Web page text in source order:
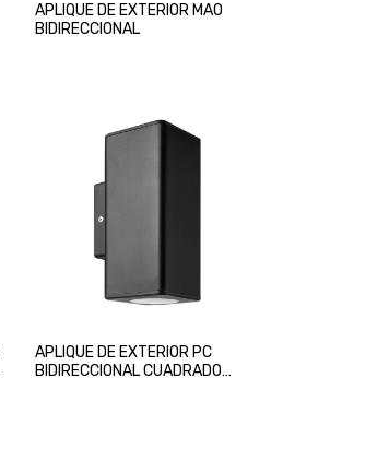
APLIQUE DE EXTERIOR MAO
BIDIRECCIONAL
APLIQUE DE EXTERIOR PC
BIDIRECCIONAL CUADRADO